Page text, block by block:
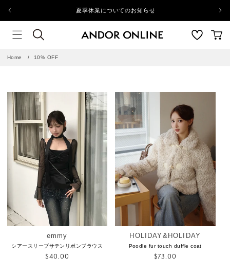
夏季休業についてのお知らせ
Home 10% OFF
Vendor:
emmy
シアースリーブサテンリボンブラウス
Regular
$40.00
Vendor:
HOLIDAY&HOLIDAY
Poodle fur touch duffle coat
Regular
$73.00